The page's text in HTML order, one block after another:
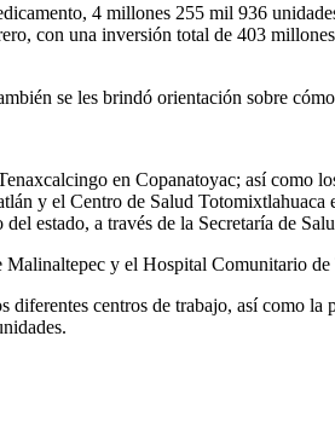
4 millones 255 mil 936
con una inversión total de 403
se les brindó orientación sobre
en Copanatoyac; así como
y el Centro de Salud
estado, a través de la Secretaría de
y el Hospital Comunitario
centros de trabajo, así como